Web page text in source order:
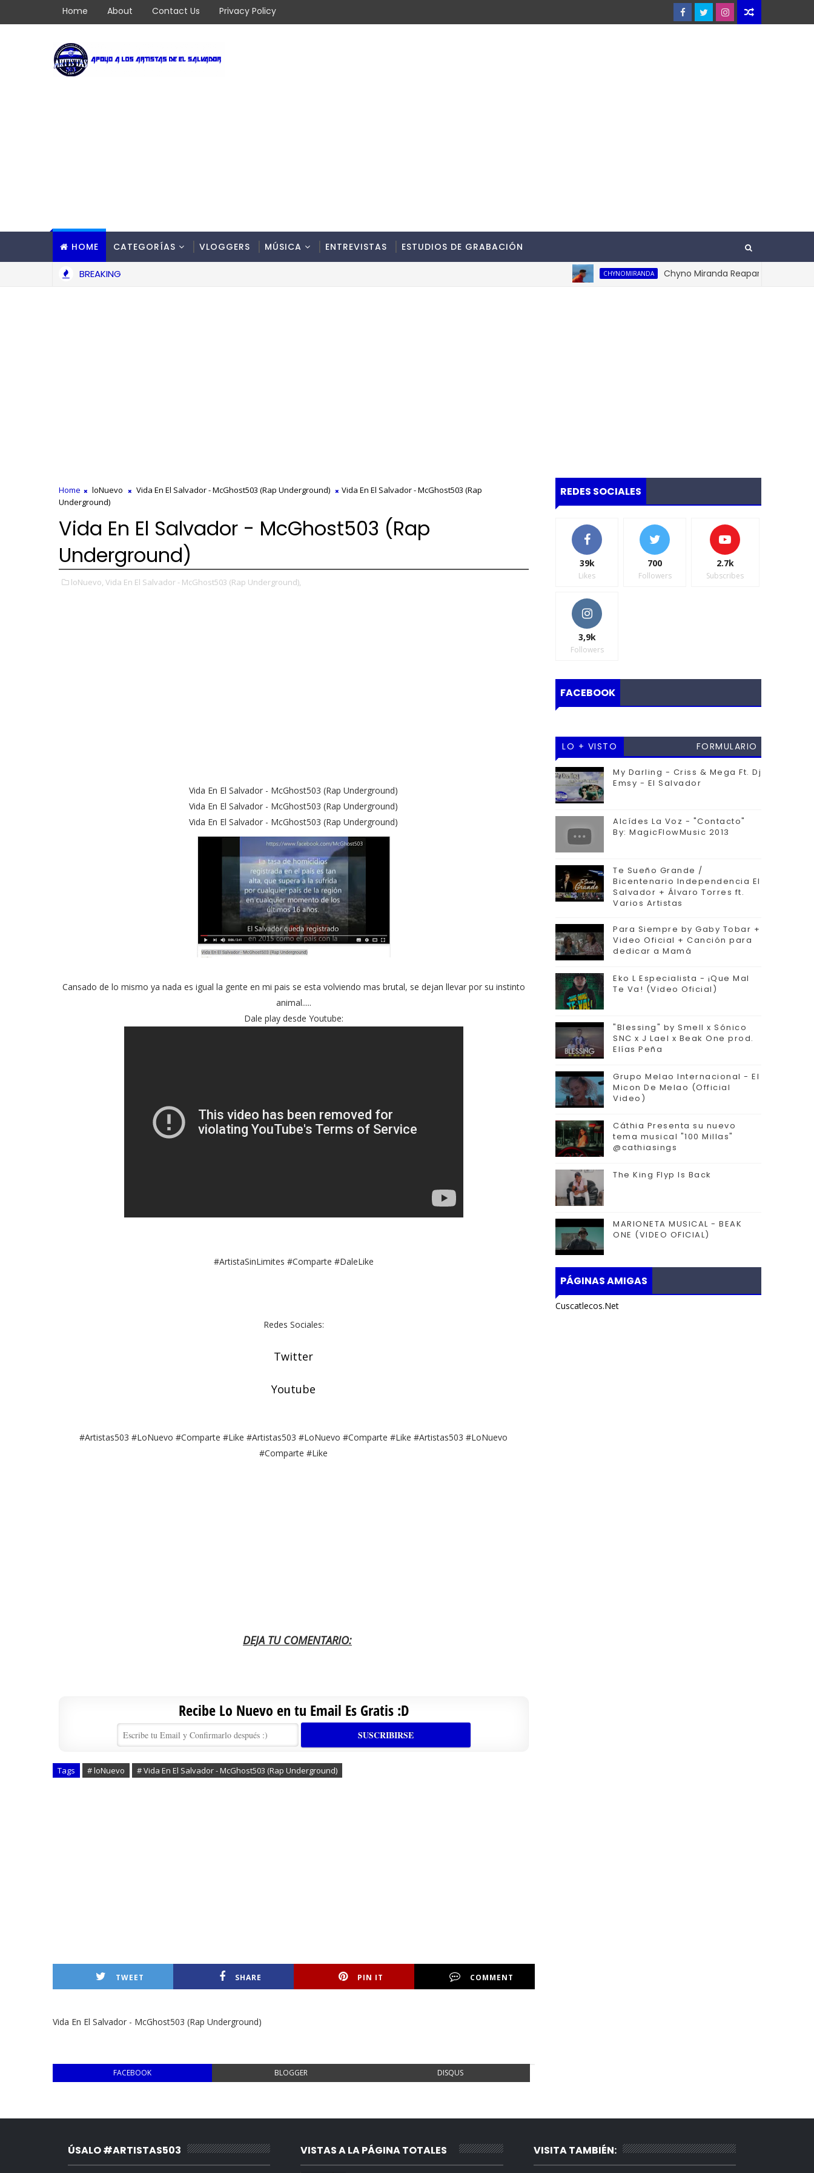
Home About Contact Us Privacy Policy
HOME CATEGORÍAS VLOGGERS MÚSICA ENTREVISTAS ESTUDIOS DE GRABACIÓN
BREAKING CHYNOMIRANDA
Chyno Miranda Reaparece en sus redes
Home loNuevo Vida En El Salvador - McGhost503 (Rap Underground)
Vida En El Salvador - McGhost503 (Rap
Underground)
Vida En El Salvador - McGhost503 (Rap
Underground)
loNuevo, Vida En El Salvador - McGhost503 (Rap Underground),
Vida En El Salvador - McGhost503 (Rap Underground)
Vida En El Salvador - McGhost503 (Rap Underground)
Vida En El Salvador - McGhost503 (Rap Underground)
Cansado de lo mismo ya nada es igual la gente en mi pais se esta volviendo mas brutal, se dejan llevar por su instinto
animal.....
Dale play desde Youtube:
#ArtistaSinLimites #Comparte #DaleLike
Redes Sociales:
Twitter
Youtube
#Artistas503 #LoNuevo #Comparte #Like #Artistas503 #LoNuevo #Comparte #Like #Artistas503 #LoNuevo
#Comparte #Like
DEJA TU COMENTARIO:
Recibe Lo Nuevo en tu Email Es Gratis :D
Tags # loNuevo # Vida En El Salvador - McGhost503 (Rap Underground)
TWEET SHARE PIN IT COMMENT
Vida En El Salvador - McGhost503 (Rap Underground)
FACEBOOK BLOGGER DISQUS
REDES SOCIALES
39k
Likes
700
Followers
2.7k
Subscribes
3,9k
Followers
FACEBOOK
LO + VISTO
FORMULARIO
CONTACTO
My Darling - Criss & Mega Ft. Dj
Emsy - El Salvador
Alcídes La Voz - "Contacto"
By: MagicFlowMusic 2013
Te Sueño Grande /
Bicentenario Independencia El
Salvador + Álvaro Torres ft.
Varios Artistas
Para Siempre by Gaby Tobar +
Video Oficial + Canción para
dedicar a Mamá
Eko L Especialista - ¡Que Mal
Te Va! (Video Oficial)
"Blessing" by Smell x Sónico
SNC x J Lael x Beak One prod.
Elías Peña
Grupo Melao Internacional - El
Micon De Melao (Official
Video)
Cáthia Presenta su nuevo
tema musical "100 Millas"
@cathiasings
The King Flyp Is Back
MARIONETA MUSICAL - BEAK
ONE (VIDEO OFICIAL)
PÁGINAS AMIGAS
Cuscatlecos.Net
ÚSALO #ARTISTAS503 VISTAS A LA PÁGINA TOTALES VISITA TAMBIÉN: